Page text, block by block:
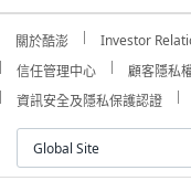
關於酷澎 Investor
信任管理中心
顧客隱私
資訊安全及隱私保護認證
Global Site